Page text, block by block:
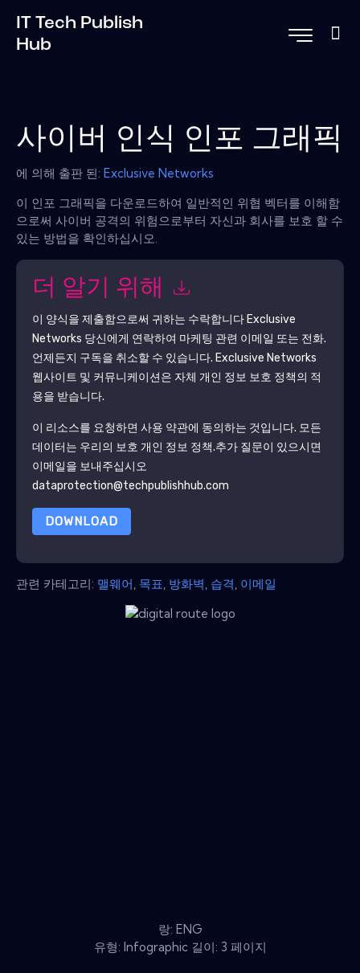
IT Tech Publish
Hub
사이버 인식 인포 그래픽
에 의해 출판 된: Exclusive Networks
이 인포 그래픽을 다운로드하여 일반적인 위협 벡터를 이해함
으로써 사이버 공격의 위험으로부터 자신과 회사를 보호 할 수
있는 방법을 확인하십시오.
더 알기 위해
이 양식을 제출함으로써 귀하는 수락합니다 Exclusive
Networks 당신에게 연락하여 마케팅 관련 이메일 또는 전화.
언제든지 구독을 취소할 수 있습니다. Exclusive Networks
웹사이트 및 커뮤니케이션은 자체 개인 정보 보호 정책의 적
용을 받습니다.
이 리소스를 요청하면 사용 약관에 동의하는 것입니다. 모든
데이터는 우리의 보호 개인 정보 정책.추가 질문이 있으시면
이메일을 보내주십시오
dataprotection@techpublishhub.com
DOWNLOAD
관련 카테고리: 맬웨어 목표 방화벽 습격 이메일
랑: ENG
유형: Infographic 길이: 3 페이지